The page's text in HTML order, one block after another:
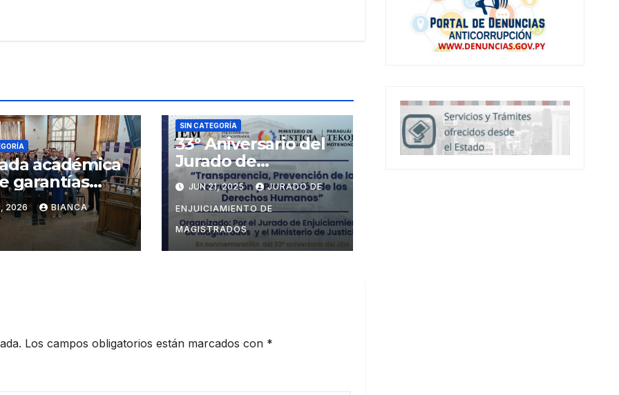
académica
garantías
y
2026 BIANCA
SIN CATEGORÍA
33° Aniversario del
Jurado de
Enjuiciamiento de
Magistrados
JUN 21, 2025 JURADO DE
ENJUICIAMIENTO DE
MAGISTRADOS
Los campos obligatorios están marcados con *